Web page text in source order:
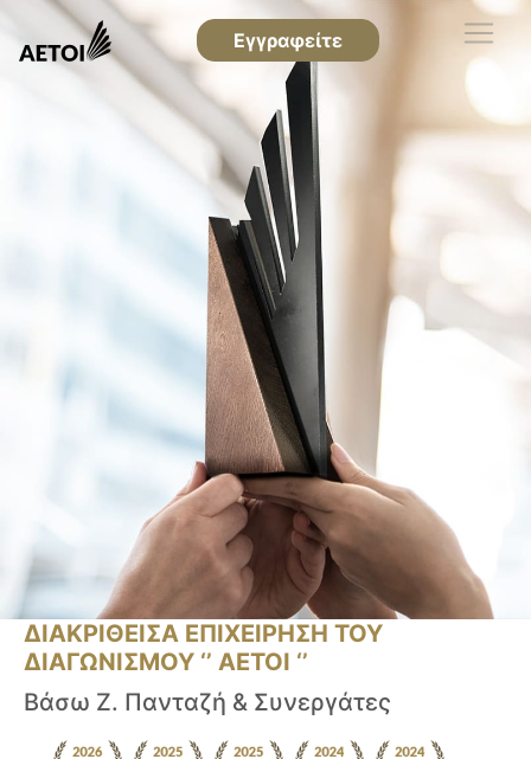
Εγγραφείτε
ΔΙΑΚΡΙΘΕΙΣΑ ΕΠΙΧΕΙΡΗΣΗ ΤΟΥ
ΔΙΑΓΩΝΙΣΜΟΥ ‘’ ΑΕΤΟΙ ‘’
Βάσω Ζ. Πανταζή & Συνεργάτες